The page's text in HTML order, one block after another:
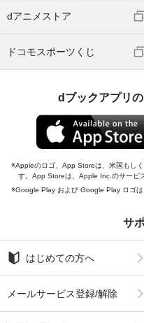
dアニメストア
ドコモスポーツくじ
dブックアプリ
Appleのロゴ、App Storeは、米国もし
す。App Storeは、Apple Inc.のサービ
Google Play および Google Play ロゴは
サ
はじめての方へ
メールサービス登録/解除